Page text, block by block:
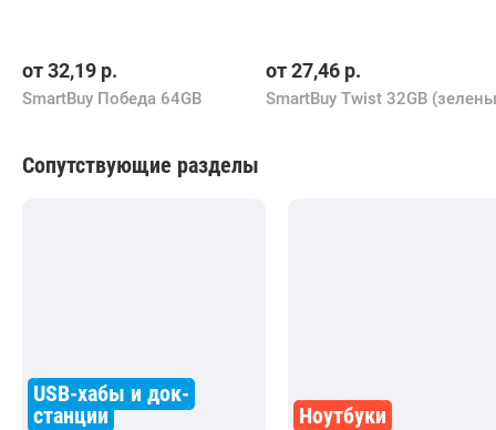
от32,19 р.
SmartBuy Победа 64GB
от27,46 р.
Сопутствующие разделы
USB-хабы и док-
станции
Ноутбуки